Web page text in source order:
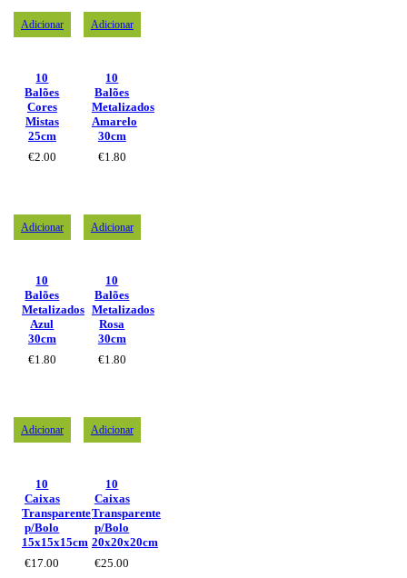
Adicionar
10
Balões
Cores
Mistas
25cm
€2.00
Adicionar
10
Balões
Metalizados
Amarelo
30cm
€1.80
Adicionar
10
Balões
Metalizados
Azul
30cm
€1.80
Adicionar
10
Balões
Metalizados
Rosa
30cm
€1.80
Adicionar
10
Caixas
Transparente
p/Bolo
15x15x15cm
€17.00
Adicionar
10
Caixas
Transparente
p/Bolo
20x20x20cm
€25.00